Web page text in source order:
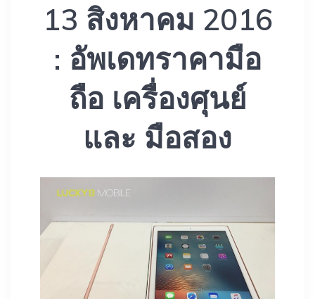
13 สิงหาคม 2016
: อัพเดทราคามือ
ถือ เครื่องศุนย์
และ มือสอง